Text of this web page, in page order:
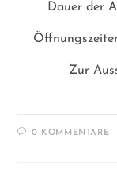
Dauer der
Zur
0 KOMMENTARE